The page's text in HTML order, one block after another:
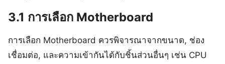
3.1 การเลือก Motherboard
การเลือก Motherboard ควรพิจารณาจากขนาด, ช่อง
เชื่อมต่อ, และความเข้ากันได้กับชิ้นส่วนอื่นๆ เช่น CPU